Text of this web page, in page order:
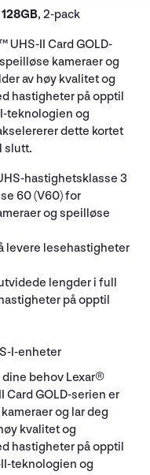
, 2-pack
UHS-II Card GOLD-
kameraer og
av høy kvalitet og
hastigheter på opptil
teknologien og
dette kortet
slutt.
hastighetsklasse 3
60 (V60) for
og speilløse
levere lesehastigheter
lengder i full
på opptil
I-enheter
behov Lexar®
Card GOLD-serien er
og lar deg
kvalitet og
hastigheter på opptil
teknologien og